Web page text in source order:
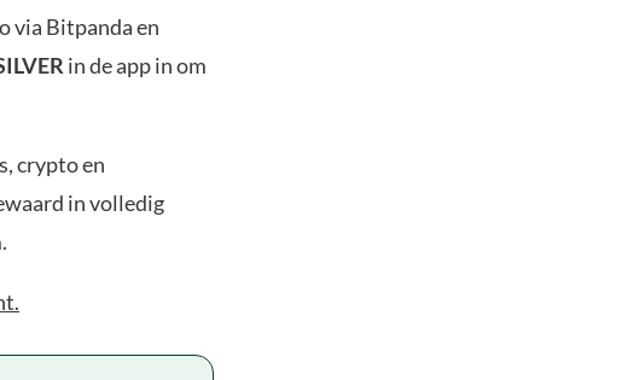
via Bitpanda en
in de app in om
crypto en
in volledig